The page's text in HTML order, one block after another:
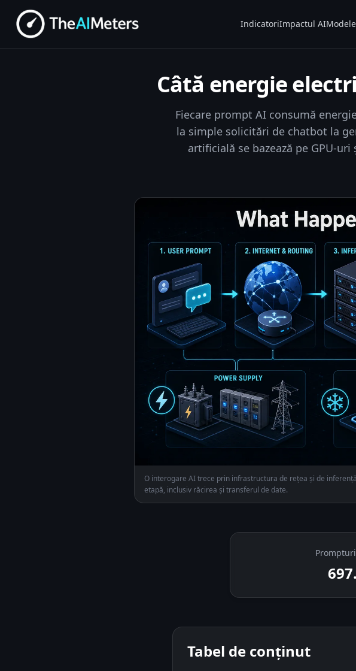
IndicatoriImpactul AI
Câtă energie
Fiecare prompt AI consumă
la simple solicitări de chatbot la
artificială se bazează pe GPU-
O interogare AI trece prin infrastructura de rețea și de
etapă, inclusiv răcirea și transferul de date.
Tabel de conținut